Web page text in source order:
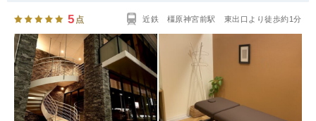
5 点 近鉄 橿原神宮前駅 東出口より徒歩約1分